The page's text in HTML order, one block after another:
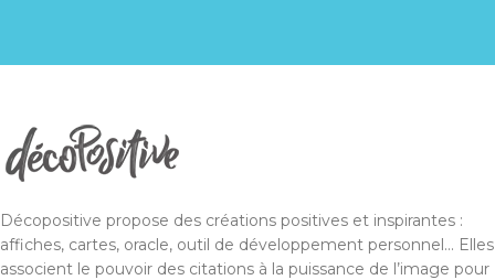
Décopositive propose des créations positives et inspirantes :
affiches, cartes, oracle, outil de développement personnel... Elles
associent le pouvoir des citations à la puissance de l’image pour